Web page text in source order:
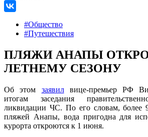
#Общество
#Путешествия
ПЛЯЖИ АНАПЫ
ЛЕТНЕМУ СЕЗОНУ
Об этом заявилвице-премьер РФ
итогам заседания
ликвидации ЧС. По его словам, более
пляжей Анапы, вода пригодна для
курорта откроются к 1 июня.